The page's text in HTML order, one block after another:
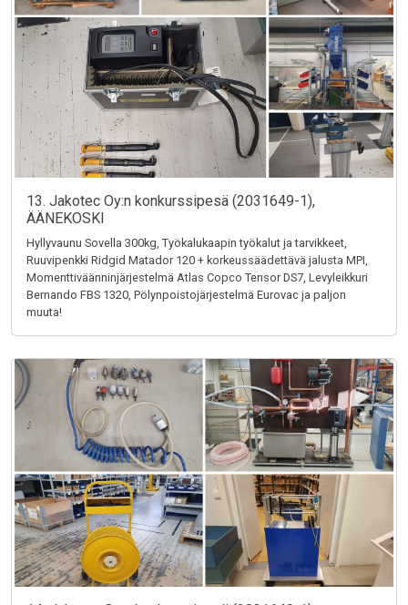
13. Jakotec Oy:n konkurssipesä (2031649-1),
ÄÄNEKOSKI
Hyllyvaunu Sovella 300kg, Työkalukaapin työkalut ja tarvikkeet,
Ruuvipenkki Ridgid Matador 120 + korkeussäädettävä jalusta MPI,
Momenttiväänninjärjestelmä Atlas Copco Tensor DS7, Levyleikkuri
Bernando FBS 1320, Pölynpoistojärjestelmä Eurovac ja paljon
muuta!